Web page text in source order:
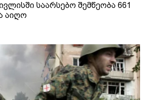
საარსებო შემწეობა 661
აიღო